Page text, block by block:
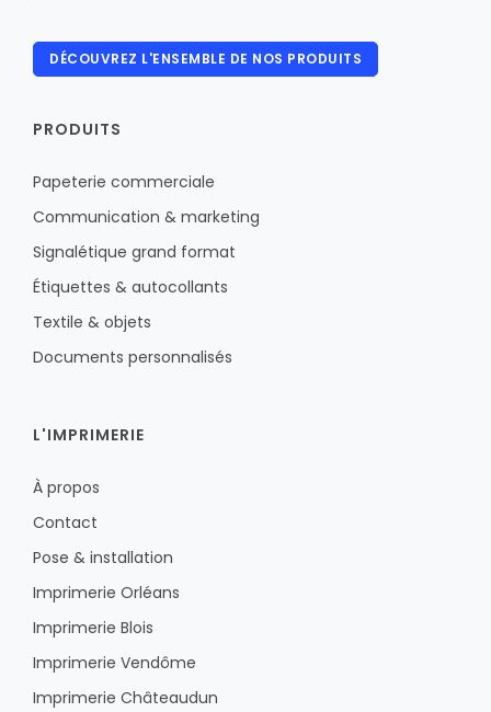
DÉCOUVREZ L'ENSEMBLE DE NOS PRODUITS
PRODUITS
Papeterie commerciale
Communication & marketing
Signalétique grand format
Étiquettes & autocollants
Textile & objets
Documents personnalisés
L'IMPRIMERIE
À propos
Contact
Pose & installation
Imprimerie Orléans
Imprimerie Blois
Imprimerie Vendôme
Imprimerie Châteaudun